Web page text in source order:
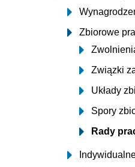
Zbiorowe
Związki
Układy
Spory
Rady